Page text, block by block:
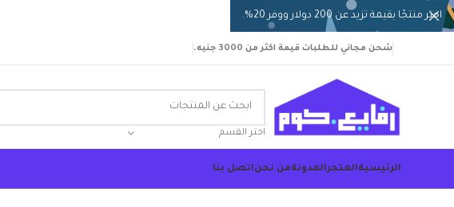
شحن مجاني للطلبات قيمة اكثر من 3000 جنيه.
اختر القسم
الرئيسيةالمتجرالمدونةمن نحناتصل بنا
اختر منتجًا بقيمة تزيد عن 200 دولار ووفر 20%.